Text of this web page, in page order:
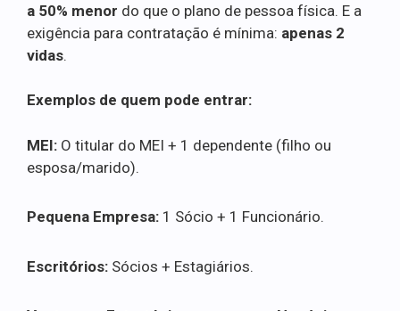
a 50% menor do que o plano de pessoa física. E a
exigência para contratação é mínima: apenas 2
vidas.
Exemplos de quem pode entrar:
MEI: O titular do MEI + 1 dependente (filho ou
esposa/marido).
Pequena Empresa: 1 Sócio + 1 Funcionário.
Escritórios: Sócios + Estagiários.